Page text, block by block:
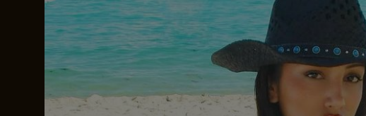
TOATE ȘTIRILE
La
Echipe
Echipe